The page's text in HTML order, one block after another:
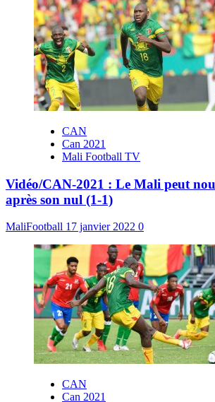
CAN
Can 2021
Mali Football TV
Vidéo/CAN-2021 : Le Mali peut
après son nul (1-1)
MaliFootball 17 janvier 2022 0
CAN
Can 2021